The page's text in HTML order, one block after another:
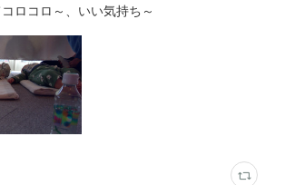
ロコロ～、いい気持ち～